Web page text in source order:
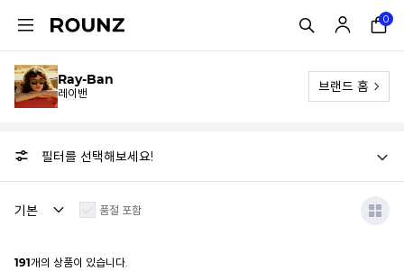
0
Ray-Ban
레이밴 브랜드 홈
필터를 선택해보세요!
품절 포함
191개의 상품이 있습니다.